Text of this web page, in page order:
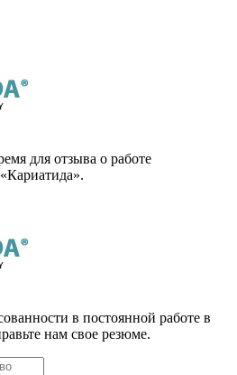
для отзыва о работе
в постоянной работе в
нам свое резюме.